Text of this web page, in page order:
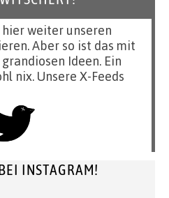
weiter unseren
Aber so ist das mit
Ideen. Ein
nix. Unsere X-Feeds
INSTAGRAM!